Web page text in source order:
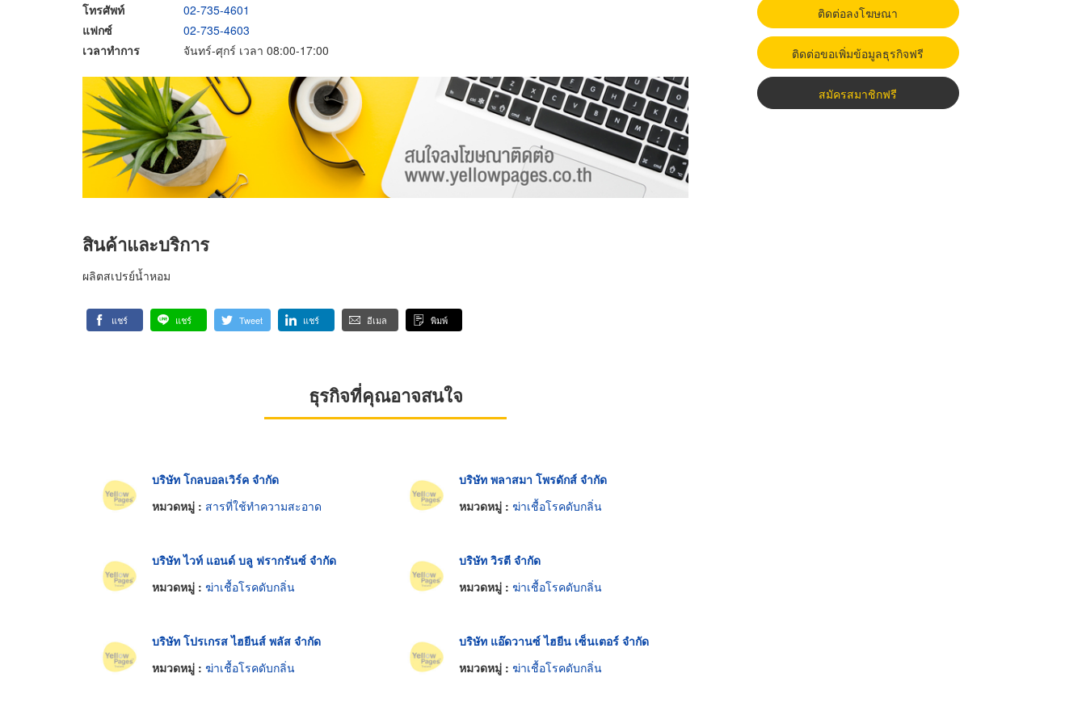
โทรศัพท์
02-735-4601
แฟกซ์
02-735-4603
เวลาทำการ
จันทร์-ศุกร์ เวลา 08:00-17:00
สินค้าและบริการ
ผลิตสเปรย์น้ำหอม
แชร์ แชร์ Tweet แชร์ อีเมล พิมพ์
ธุรกิจที่คุณอาจสนใจ
บริษัท โกลบอลเวิร์ค จำกัด
หมวดหมู่ : สารที่ใช้ทำความสะอาด
บริษัท พลาสมา โพรดักส์ จำกัด
หมวดหมู่ : ฆ่าเชื้อโรคดับกลิ่น
บริษัท ไวท์ แอนด์ บลู ฟรากรันซ์ จำกัด
หมวดหมู่ : ฆ่าเชื้อโรคดับกลิ่น
บริษัท วิรตี จำกัด
หมวดหมู่ : ฆ่าเชื้อโรคดับกลิ่น
บริษัท โปรเกรส ไฮยีนส์ พลัส จำกัด
หมวดหมู่ : ฆ่าเชื้อโรคดับกลิ่น
บริษัท แอ๊ดวานซ์ ไฮยีน เซ็นเตอร์ จำกัด
หมวดหมู่ : ฆ่าเชื้อโรคดับกลิ่น
ติดต่อลงโฆษณา
ติดต่อขอเพิ่มข้อมูลธุรกิจฟรี
สมัครสมาชิกฟรี